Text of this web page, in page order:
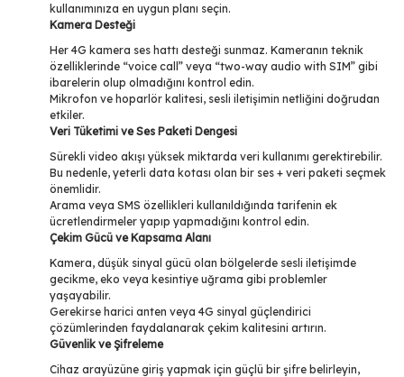
kullanımınıza en uygun planı seçin.
Kamera Desteği
Her 4G kamera ses hattı desteği sunmaz. Kameranın teknik
özelliklerinde “voice call” veya “two-way audio with SIM” gibi
ibarelerin olup olmadığını kontrol edin.
Mikrofon ve hoparlör kalitesi, sesli iletişimin netliğini doğrudan
etkiler.
Veri Tüketimi ve Ses Paketi Dengesi
Sürekli video akışı yüksek miktarda veri kullanımı gerektirebilir.
Bu nedenle, yeterli data kotası olan bir ses + veri paketi seçmek
önemlidir.
Arama veya SMS özellikleri kullanıldığında tarifenin ek
ücretlendirmeler yapıp yapmadığını kontrol edin.
Çekim Gücü ve Kapsama Alanı
Kamera, düşük sinyal gücü olan bölgelerde sesli iletişimde
gecikme, eko veya kesintiye uğrama gibi problemler
yaşayabilir.
Gerekirse harici anten veya 4G sinyal güçlendirici
çözümlerinden faydalanarak çekim kalitesini artırın.
Güvenlik ve Şifreleme
Cihaz arayüzüne giriş yapmak için güçlü bir şifre belirleyin,